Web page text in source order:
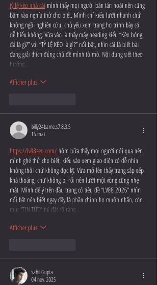
tỷ lệ kèo nhà cái mình thấy mọi người bàn tán hoài nên cũng
bấm vào nghía thử cho biết. Mình chỉ kiểu lướt nhanh chứ
không ngồi nghiên cứu, chủ yếu xem trang họ trình bày có
dễ hiểu không. Vừa vào là thấy mấy heading kiểu “Kèo bóng
đá là gì?” với “TỶ LỆ KÈO là gì?” nổi bật, nhìn cái là biết bài
đang giải thích đúng chủ đề mình tò mò. Nội dung viết theo
hướng…
Afficher plus
billy24barne.s7.8.3.5
15 mai
https://lv88seo.com/ hôm bữa thấy mọi người nói qua nên
mình ghé thử cho biết, kiểu vào xem giao diện có dễ nhìn
không thôi chứ không đọc kỹ. Vừa mở lên thấy trang sắp xếp
khá thoáng, chữ không bị rối nên lướt một vòng cũng nhẹ
mắt. Mình để ý trên đầu trang có tiêu đề “LV88 2026” nhìn
nổi bật nên biết ngay đây là phần chính họ muốn nhấn, còn
mục “TIN TỨC” thì đặt rõ ràng…
Afficher plus
sahil Gupta
04 nov. 2025